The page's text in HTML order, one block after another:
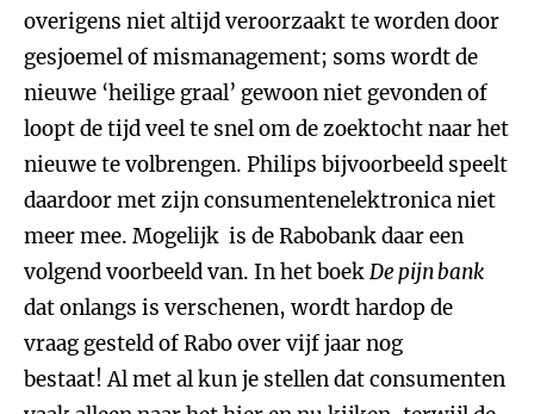
overigens niet altijd veroorzaakt te worden door
gesjoemel of mismanagement; soms wordt de
nieuwe ‘heilige graal’ gewoon niet gevonden of
loopt de tijd veel te snel om de zoektocht naar het
nieuwe te volbrengen. Philips bijvoorbeeld speelt
daardoor met zijn consumentenelektronica niet
meer mee. Mogelijk is de Rabobank daar een
volgend voorbeeld van. In het boekDe pijn bank
dat onlangs is verschenen, wordt hardop de
vraag gesteld of Rabo over vijf jaar nog
bestaat! Al met al kun je stellen dat consumenten